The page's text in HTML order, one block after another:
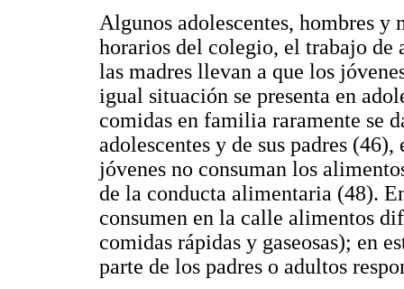
Algunos adolescentes, hombres
horarios del colegio, el trabajo de
las madres llevan a que los
igual situación se presenta en
comidas en familia raramente se
adolescentes y de sus padres
jóvenes no consuman los
de la conducta alimentaria (48).
consumen en la calle alimentos
comidas rápidas y gaseosas); en
parte de los padres o adultos